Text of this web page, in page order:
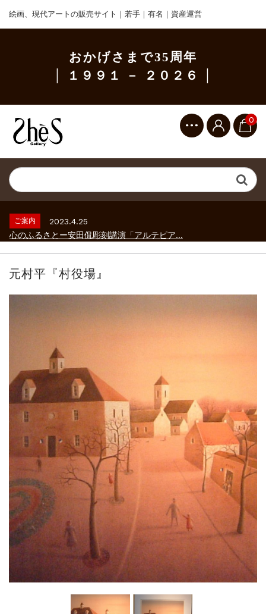
絵画、現代アートの販売サイト｜若手｜有名｜資産運営
おかげさまで35周年
│ １９９１ － ２０２６ │
0
ギャラリーシーズ「秋の美術散歩 京都・大...
ご案内
2026.2.17
ご案内
2023.4.25
心のふるさとー安田侃彫刻講演「アルテピア...
ご案内
2026.2.17
ギャラリーシーズ「秋の美術散歩 京都・大...
元村平『村役場』